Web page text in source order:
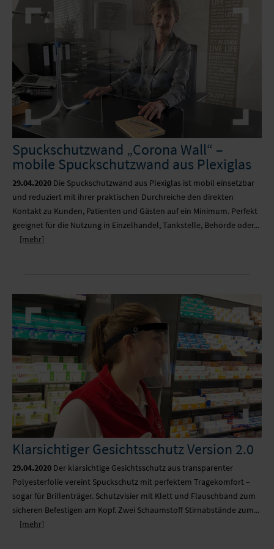
Spuckschutzwand „Corona Wall“ –
mobile Spuckschutzwand aus Plexiglas
29.04.2020 Die Spuckschutzwand aus Plexiglas ist mobil einsetzbar
und reduziert mit ihrer praktischen Durchreiche den direkten
Kontakt zu Kunden, Patienten und Gästen auf ein Minimum. Perfekt
geeignet für die Nutzung in Einzelhandel, Tankstelle, Behörde oder...
[mehr]
Klarsichtiger Gesichtsschutz Version 2.0
29.04.2020 Der klarsichtige Gesichtsschutz aus transparenter
Polyesterfolie vereint Spuckschutz mit perfektem Tragekomfort –
sogar für Brillenträger. Schutzvisier mit Klett und Flauschband zum
sicheren Befestigen am Kopf. Zwei Schaumstoff Stirnabstände zum...
[mehr]